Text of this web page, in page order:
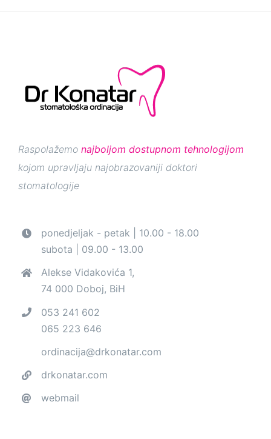
Raspolažemo najboljom dostupnom tehnologijom
kojom upravljaju najobrazovaniji doktori
stomatologije
ponedjeljak - petak | 10.00 - 18.00
subota | 09.00 - 13.00
Alekse Vidakovića 1,
74 000 Doboj, BiH
053 241 602
065 223 646
ordinacija@drkonatar.com
drkonatar.com
webmail